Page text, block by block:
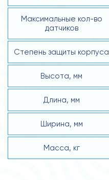
Максимальные кол-во
датчиков
Степень защиты корпуса
Высота, мм
Длина, мм
Ширина, мм
Масса, кг